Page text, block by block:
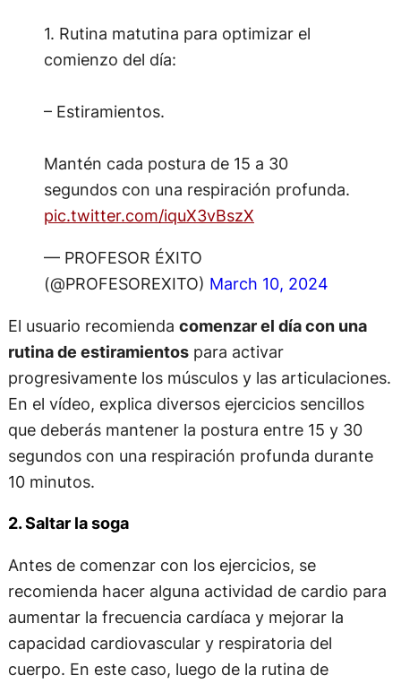
1. Rutina matutina para optimizar el
comienzo del día:
– Estiramientos.
Mantén cada postura de 15 a 30
segundos con una respiración profunda.
pic.twitter.com/iquX3vBszX
— PROFESOR ÉXITO
(@PROFESOREXITO) March 10, 2024
El usuario recomienda comenzar el día con una
rutina de estiramientospara activar
progresivamente los músculos y las articulaciones.
En el vídeo, explica diversos ejercicios sencillos
que deberás mantener la postura entre 15 y 30
segundos con una respiración profunda durante
10 minutos.
2. Saltar la soga
Antes de comenzar con los ejercicios, se
recomienda hacer alguna actividad de cardio para
aumentar la frecuencia cardíaca y mejorar la
capacidad cardiovascular y respiratoria del
cuerpo. En este caso, luego de la rutina de